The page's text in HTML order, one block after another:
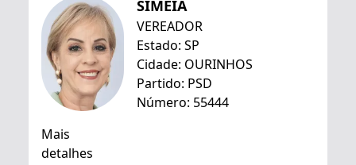
SIMEIA
VEREADOR
Estado: SP
Cidade: OURINHOS
Partido: PSD
Número: 55444
Mais
detalhes